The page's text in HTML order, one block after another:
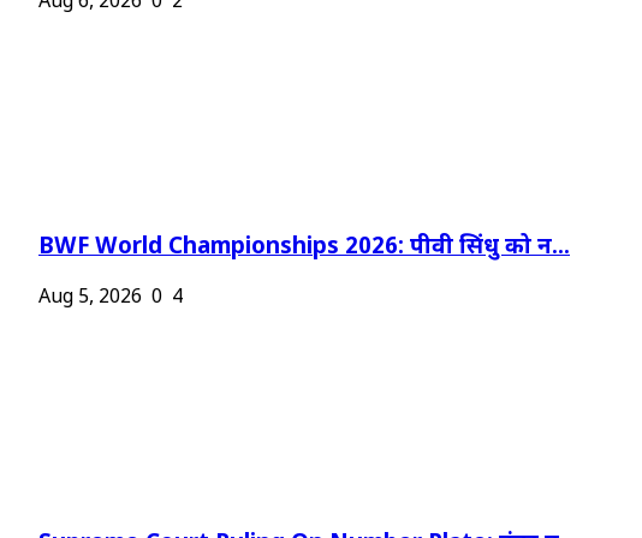
BWF World Championships 2026: पीवी सिंधु को न...
Aug 5, 2026 0 4